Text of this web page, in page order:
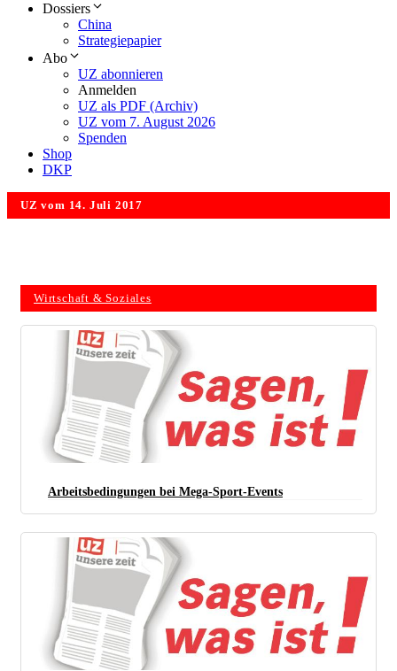
Dossiers
China
Strategiepapier
Abo
UZ abonnieren
Anmelden
UZ als PDF (Archiv)
UZ vom 7. August 2026
Spenden
Shop
DKP
UZ vom 14. Juli 2017
Wirtschaft & Soziales
Arbeitsbedingungen bei Mega-Sport-Events